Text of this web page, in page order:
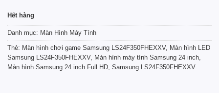
Hết hàng
Danh mục: Màn Hình Máy Tính
Thẻ: Màn hình chơi game Samsung LS24F350FHEXXV, Màn hình LED
Samsung LS24F350FHEXXV, Màn hình máy tính Samsung 24 inch,
Màn hình Samsung 24 inch Full HD, Samsung LS24F350FHEXXV